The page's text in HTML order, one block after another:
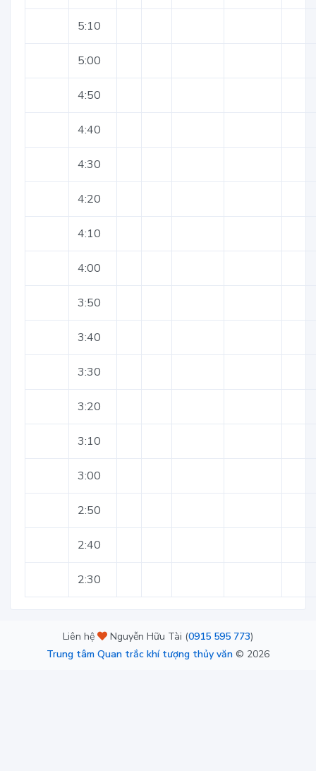
5:10
5:00
4:50
4:40
4:30
4:20
4:10
4:00
3:50
3:40
3:30
3:20
3:10
3:00
2:50
2:40
2:30
Liên hệ Nguyễn Hữu Tài (0915 595 773)
Trung tâm Quan trắc khí tượng thủy văn © 2026